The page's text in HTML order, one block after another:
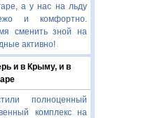
а у нас на льду
и комфортно.
сменить зной на
активно!
и в Крыму, и в
полноценный
комплекс на